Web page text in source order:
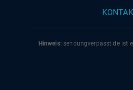
Hinweis:sendungverpasst.deist